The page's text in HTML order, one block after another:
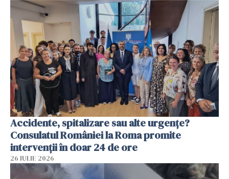
Accidente, spitalizare sau alte urgențe?
Consulatul României la Roma promite
intervenții în doar 24 de ore
26 IULIE 2026